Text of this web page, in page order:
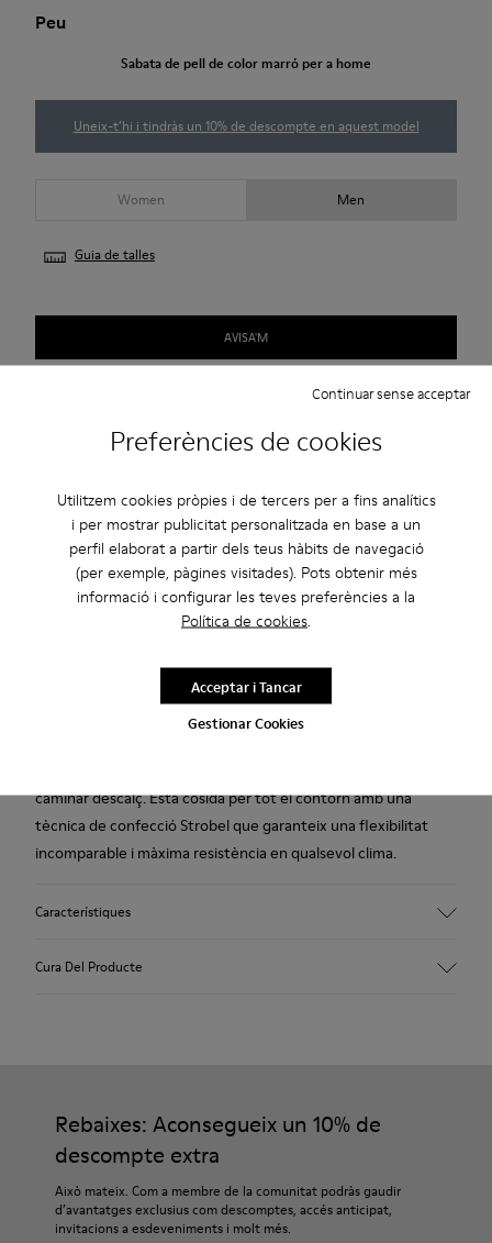
Preferències de cookies
Utilitzem cookies pròpies i de tercers per a fins analítics
i per mostrar publicitat personalitzada en base a un
perfil elaborat a partir dels teus hàbits de navegació
(per exemple, pàgines visitades). Pots obtenir més
informació i configurar les teves preferències a la
Política de cookies.
Gestionar Cookies
Continuar sense acceptar
Acceptar i Tancar
Peu
Sabata de pell de color marró per a home
Uneix-t’hi i tindràs un 10% de descompte en aquest model
Women Men
Guia de talles
AVISA'M
reciclat).
Fabricat a Europa
Ens dediquem a crear productes resistents i duradors amb el
menor impacte mediambiental possible. Cada parell de
de la millor qualitat amb generacions de tradició sabatera.
caminar descalç. Està cosida per tot el contorn amb una
tècnica de confecció Strobel que garanteix una flexibilitat
incomparable i màxima resistència en qualsevol clima.
Característiques
Plantilla
Plantilla de poliuretà termoplàstic
45% polièster reciclat, i 44% pell i 11% pell amb acabat de pell
girada
Cura Del Producte
que durin més.
Si necessites indicacions precises sobre com tenir cura de les
teves sabates, pots visitar la nostraGuia de manteniment de
sabates
Rebaixes: Aconsegueix un 10% de
descompte extra
Això mateix. Com a membre de la comunitat podràs gaudir
d’avantatges exclusius com descomptes, accés anticipat,
invitacions a esdeveniments i molt més.